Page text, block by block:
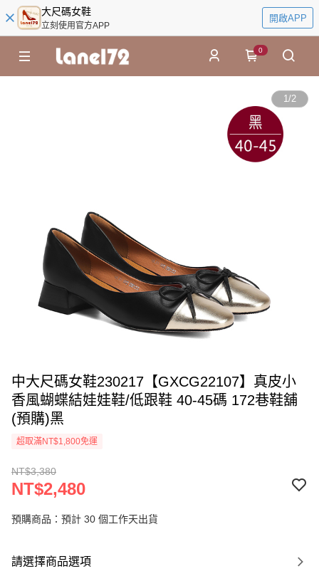
大尺碼女鞋
立刻使用官方APP
開啟APP
0
1/2
中大尺碼女鞋230217【GXCG22107】真皮小
香風蝴蝶結娃娃鞋/低跟鞋 40-45碼 172巷鞋舖
(預購)黑
超取滿NT$1,800免運
NT$3,380
NT$2,480
預購商品：預計 30 個工作天出貨
請選擇商品選項